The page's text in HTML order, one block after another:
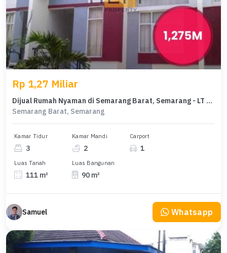
Rp 1,27 Miliar
Dijual Rumah Nyaman di Semarang Barat, Semarang - LT 111m²
Semarang Barat, Semarang
Kamar Tidur
3
Kamar Mandi
2
Carport
1
Luas Tanah
111 m²
Luas Bangunan
90 m²
Samuel Whatsapp